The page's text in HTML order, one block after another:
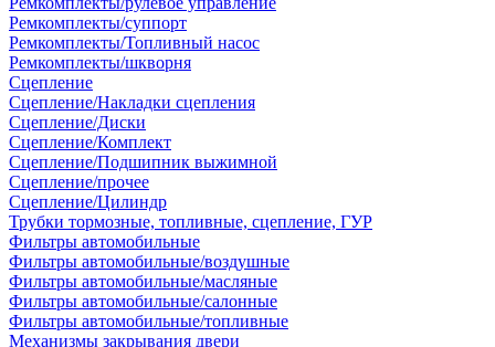
Ремкомплекты/суппорт
Ремкомплекты/Топливный насос
Ремкомплекты/шкворня
Сцепление
Сцепление/Накладки сцепления
Сцепление/Диски
Сцепление/Комплект
Сцепление/Подшипник выжимной
Сцепление/прочее
Сцепление/Цилиндр
Трубки тормозные, топливные, сцепление, ГУР
Фильтры автомобильные
Фильтры автомобильные/воздушные
Фильтры автомобильные/масляные
Фильтры автомобильные/салонные
Фильтры автомобильные/топливные
Механизмы закрывания двери